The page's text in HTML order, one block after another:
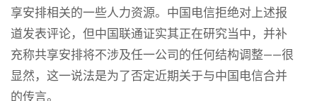
享安排相关的一些人力资源。中国电信拒绝对上述报
道发表评论，但中国联通证实其正在研究当中，并补
充称共享安排将不涉及任一公司的任何结构调整——很
显然，这一说法是为了否定近期关于与中国电信合并
的传言。